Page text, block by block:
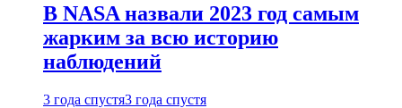
В NASA назвали 2023 год самым
жарким за всю историю
наблюдений
3 года спустя3 года спустя